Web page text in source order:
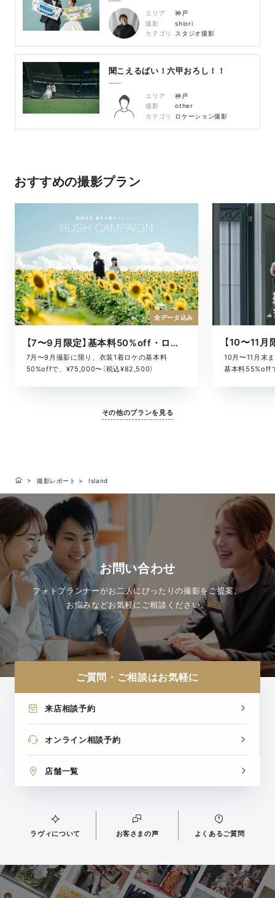
エリア
神戸
撮影
shiori
カテゴリ
スタジオ撮影
聞こえるばい！六甲おろし！！
エリア
神戸
撮影
other
カテゴリ
ロケーション撮影
おすすめの撮影プラン
【7〜9月限定】基本料50%off・ロケキャンペーン
7月〜9月撮影に限り、衣装1着ロケの基本料
50%offで、¥75,000〜（税込¥82,500）
全データ込み
10月〜11月末
基本料55%off
その他のプランを見る
撮影レポート Island
お問い合わせ
フォトプランナーがお二人にぴったりの撮影をご提案。
お悩みなどお気軽にご相談ください。
ご質問・ご相談はお気軽に
来店相談予約
オンライン相談予約
店舗一覧
ラヴィについて お客さまの声 よくあるご質問